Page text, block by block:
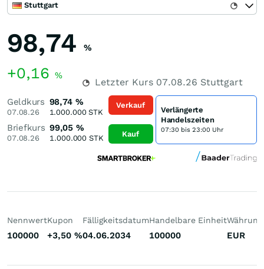
Stuttgart
98,74 %
+0,16 %
Letzter Kurs 07.08.26 Stuttgart
Geldkurs
07.08.26
98,74 %
1.000.000STK
Briefkurs
07.08.26
99,05 %
1.000.000 STK
Verkauf
Kauf
Verlängerte
Handelszeiten
07:30 bis 23:00 Uhr
Nennwert
100000
Kupon
+3,50 %
Fälligkeitsdatum
04.06.2034
Handelbare Einheit
100000
Währung
EUR